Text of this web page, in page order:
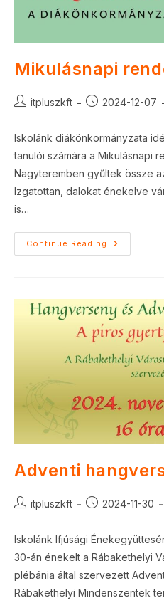
Mikulásnapi
Postitpluszkft
Post2024-12-07
Iskolánk diákönkormányzata
tanulói számára a Mikulásnapi
Nagyteremben gyűltek össze
Izgatottan, dalokat énekelve
is…
Continue Reading
Mikulásnapi
Adventi
Postitpluszkft
Post2024-11-30
Iskolánk Ifjúsági
30-án énekelt a Rábakethelyi
plébánia által szervezett
Rábakethelyi Mindenszentek